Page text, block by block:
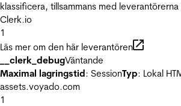
klassificera, tillsammans med
Clerk.io
1
Läs mer om den här leverantören
__clerk_debugVäntande
Maximal lagringstid: SessionTyp: Lokal
assets.voyado.com
1